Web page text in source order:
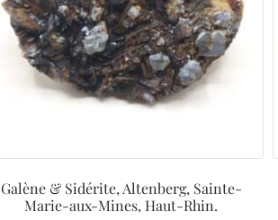
Galène & Sidérite, Altenberg, Sainte-
Marie-aux-Mines, Haut-Rhin.